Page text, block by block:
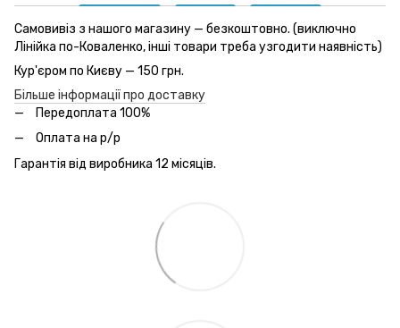
Самовивіз з нашого магазину — безкоштовно. (виключно
Лінійка по-Коваленко, інші товари треба узгодити наявність)
Кур'єром по Києву — 150 грн.
Більше інформації про доставку
Передоплата 100%
Оплата на р/р
Гарантія від виробника 12 місяців.